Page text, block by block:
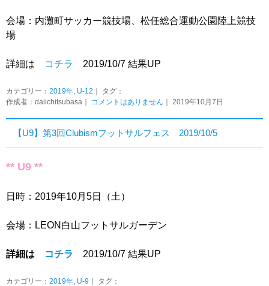
会場：内灘町サッカー競技場、松任総合運動公園陸上競技
場
詳細は コチラ 2019/10/7 結果UP
カテゴリー： 2019年, U-12 ｜ タグ：
作成者：daiichitsubasa｜ コメントはありません ｜ 2019年10月7日
【U9】第3回Clubismフットサルフェス 2019/10/5
** U9 **
日時：2019年10月5日（土）
会場：LEON白山フットサルガーデン
詳細は コチラ 2019/10/7 結果UP
カテゴリー： 2019年, U-9 ｜ タグ：